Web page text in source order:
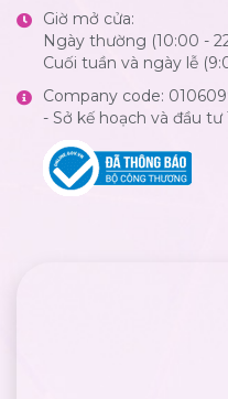
Giờ mở cửa:
Ngày thường (10:00 -
Cuối tuần và ngày lễ
Company code:
- Sở kế hoạch và đầu